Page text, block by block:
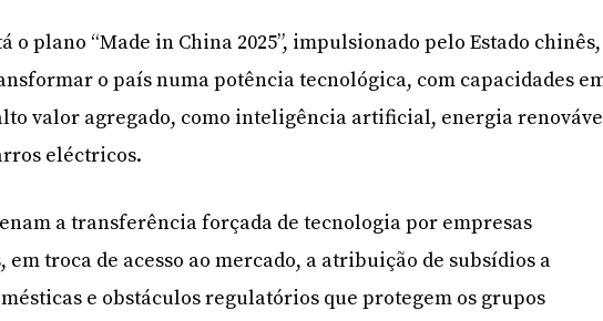
o plano “Made in China 2025”, impulsionado pelo Estado chinês,
o país numa potência tecnológica, com capacidades
valor agregado, como inteligência artificial, energia
eléctricos.
a transferência forçada de tecnologia por empresas
em troca de acesso ao mercado, a atribuição de subsídios a
e obstáculos regulatórios que protegem os grupos